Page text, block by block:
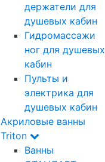
держатели для
душевых кабин
Гидромассажи
ног для душевых
кабин
Пульты и
электрика для
душевых кабин
Акриловые ванны
Triton
Ванны